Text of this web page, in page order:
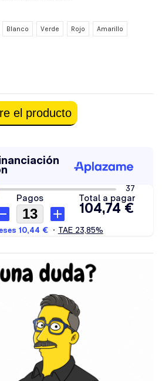
Blanco Verde Rojo Amarillo
el producto